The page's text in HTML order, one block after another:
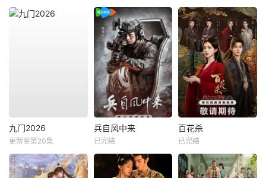
九门2026
更新至第20集
兵自风中来
已完结
百花杀
已完结